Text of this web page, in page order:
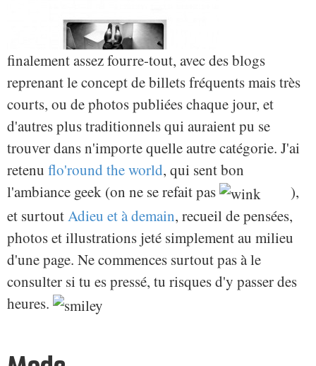
finalement assez fourre-tout, avec des blogs
reprenant le concept de billets fréquents mais très
courts, ou de photos publiées chaque jour, et
d'autres plus traditionnels qui auraient pu se
trouver dans n'importe quelle autre catégorie. J'ai
retenu flo'round the world, qui sent bon
l'ambiance geek (on ne se refait pas
),
et surtoutAdieu et à demain, recueil de pensées,
photos et illustrations jeté simplement au milieu
d'une page. Ne commences surtout pas à le
consulter si tu es pressé, tu risques d'y passer des
heures.